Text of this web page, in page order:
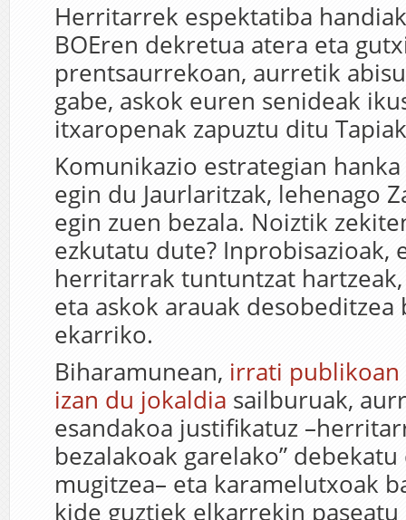
Herritarrek espektatiba
BOEren dekretua atera eta
prentsaurrekoan, aurretik
gabe, askok euren senideak
itxaropenak zapuztu ditu
Komunikazio estrategian
egin du Jaurlaritzak, lehenago
egin zuen bezala. Noiztik
ezkutatu dute? Inprobisazioak,
herritarrak tuntuntzat
eta askok arauak desobeditzea
ekarriko.
Biharamunean, irrati
izan du jokaldia sailburuak,
esandakoa justifikatuz
bezalakoak garelako”
mugitzea– eta karamelutxoak
kide guztiek elkarrekin paseatu